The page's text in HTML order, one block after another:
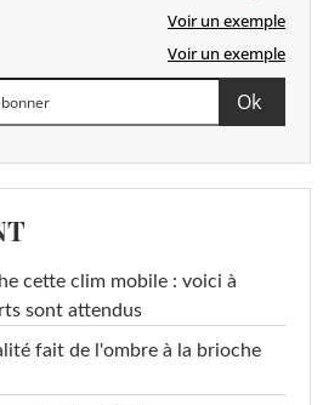
Voir un exemple
Voir un exemple
cette clim mobile : voici à
sont attendus
fait de l'ombre à la brioche